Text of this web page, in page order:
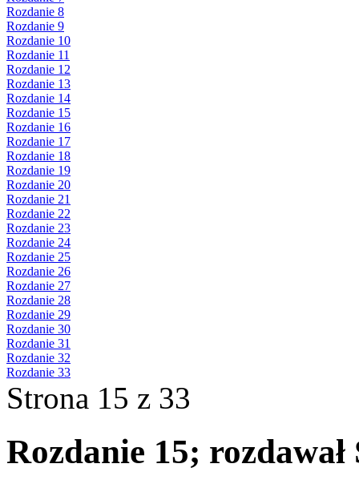
Rozdanie 8
Rozdanie 9
Rozdanie 10
Rozdanie 11
Rozdanie 12
Rozdanie 13
Rozdanie 14
Rozdanie 15
Rozdanie 16
Rozdanie 17
Rozdanie 18
Rozdanie 19
Rozdanie 20
Rozdanie 21
Rozdanie 22
Rozdanie 23
Rozdanie 24
Rozdanie 25
Rozdanie 26
Rozdanie 27
Rozdanie 28
Rozdanie 29
Rozdanie 30
Rozdanie 31
Rozdanie 32
Rozdanie 33
Strona 15 z 33
Rozdanie 15;